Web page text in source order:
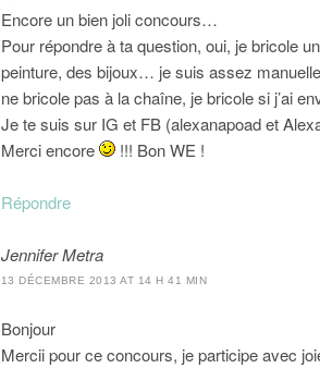
Encore un bien joli concours…
Pour répondre à ta question, oui, je bricole
peinture, des bijoux… je suis assez
ne bricole pas à la chaîne, je bricole si j’ai
Je te suis sur IG et FB (alexanapoad et
Merci encore
!!! Bon WE !
Répondre
Jennifer Metra
13 DÉCEMBRE 2013 AT 14 H 41 MIN
Bonjour
Mercii pour ce concours, je participe avec